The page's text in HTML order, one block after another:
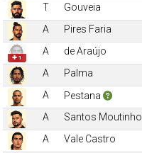
T
Gouveia
A
Pires Faria
✚ 1
A de Araújo
A
Palma
A
Pestana
A
Santos Moutinho
A
Vale Castro